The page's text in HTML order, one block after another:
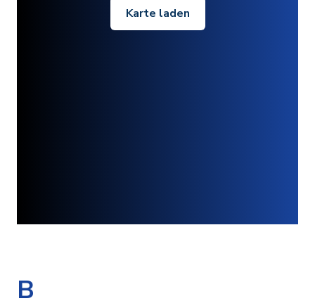
Karte laden
B